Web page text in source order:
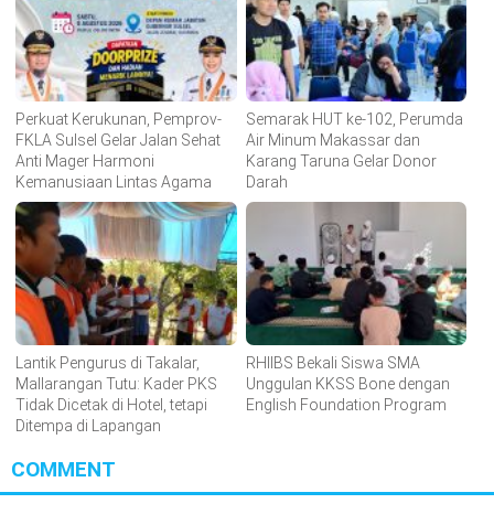
Perkuat Kerukunan, Pemprov-
FKLA Sulsel Gelar Jalan Sehat
Anti Mager Harmoni
Kemanusiaan Lintas Agama
Semarak HUT ke-102, Perumda
Air Minum Makassar dan
Karang Taruna Gelar Donor
Darah
Lantik Pengurus di Takalar,
Mallarangan Tutu: Kader PKS
Tidak Dicetak di Hotel, tetapi
Ditempa di Lapangan
RHIIBS Bekali Siswa SMA
Unggulan KKSS Bone dengan
English Foundation Program
COMMENT